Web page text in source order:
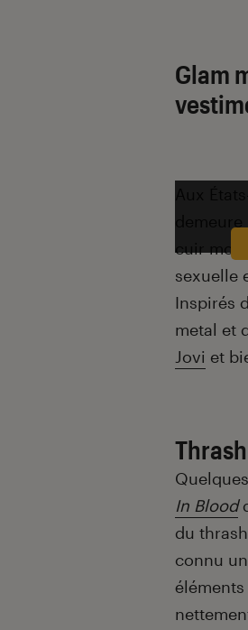
Glam
Aux
cuir
sexuelle
Inspirés
metal et
Jovi et
In Blood
du
connu